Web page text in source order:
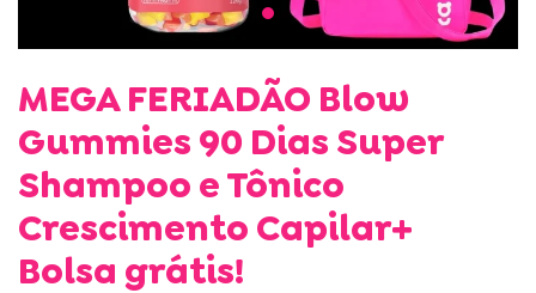
MEGA FERIADÃO Blow
Gummies 90 Dias Super
Shampoo e Tônico
Crescimento Capilar+
Bolsa grátis!